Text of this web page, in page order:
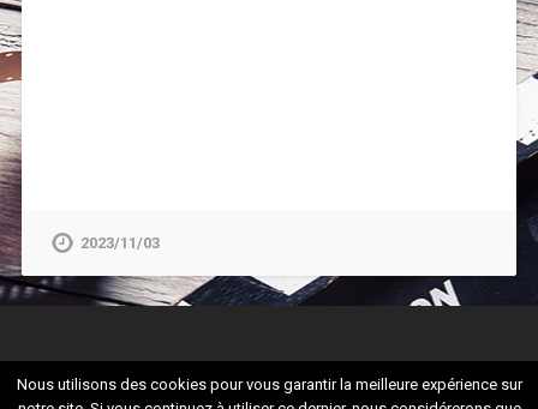
2023/11/03
Nous utilisons des cookies pour vous garantir la meilleure expérience sur